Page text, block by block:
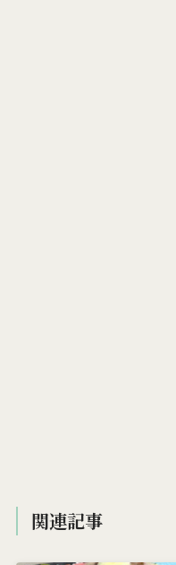
関連記事